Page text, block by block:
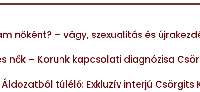
nőként? – vágy, szexualitás és
nők – Korunk kapcsolati diagnózisa
túlélő: Exkluzív interjú Csörgits